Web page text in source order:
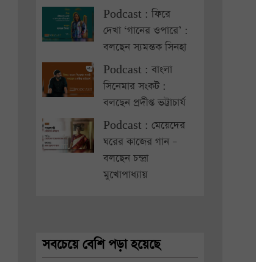
Podcast : ফিরে
দেখা ‘গানের ওপারে’ :
বলছেন স্যমন্তক সিনহা
Podcast : বাংলা
সিনেমার সংকট :
বলছেন প্রদীপ্ত ভট্টাচার্য
Podcast : মেয়েদের
ঘরের কাজের গান –
বলছেন চন্দ্রা
মুখোপাধ্যায়
সবচেয়ে বেশি পড়া হয়েছে